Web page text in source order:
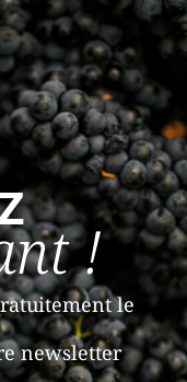
!
le
newsletter